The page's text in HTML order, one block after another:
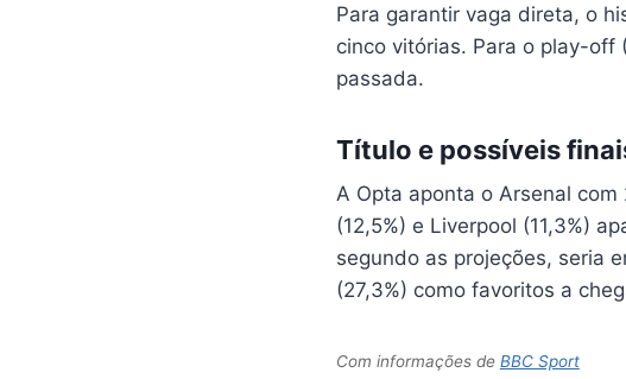
Para garantir vaga direta, o
cinco vitórias. Para o play-off
passada.
Título e possíveis
A Opta aponta o Arsenal
(12,5%) e Liverpool (11,3%)
segundo as projeções, seria
(27,3%) como favoritos a
Com informações de BBC Sport